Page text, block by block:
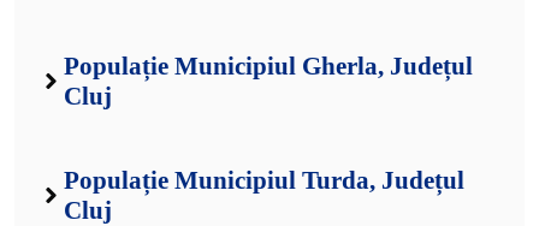
Populație Municipiul Gherla, Județul
Cluj
Populație Municipiul Turda, Județul
Cluj